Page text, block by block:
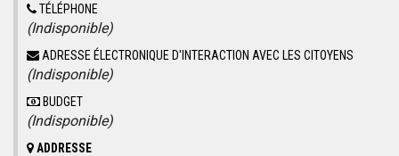
TÉLÉPHONE
(Indisponible)
ADRESSE ÉLECTRONIQUE D'INTERACTION AVEC LES CITOYENS
(Indisponible)
BUDGET
(Indisponible)
ADDRESSE